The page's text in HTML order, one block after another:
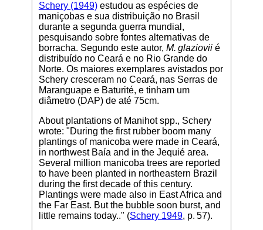
Schery (1949)estudou as espécies de
maniçobas e sua distribuição no Brasil
durante a segunda guerra mundial,
pesquisando sobre fontes alternativas de
borracha. Segundo este autor, M. glazioviié
distribuído no Ceará e no Rio Grande do
Norte. Os maiores exemplares avistados por
Schery cresceram no Ceará, nas Serras de
Maranguape e Baturité, e tinham um
diâmetro (DAP) de até 75cm.
About plantations of Manihot spp., Schery
wrote: "During the first rubber boom many
plantings of manicoba were made in Ceará,
in northwest Baía and in the Jequié area.
Several million manicoba trees are reported
to have been planted in northeastern Brazil
during the first decade of this century.
Plantings were made also in East Africa and
the Far East. But the bubble soon burst, and
little remains today.." (Schery 1949, p. 57).